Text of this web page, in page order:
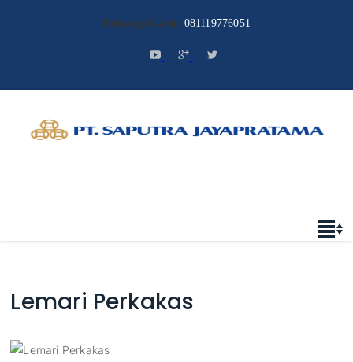
Hubungi Kami: 081119776051
Lemari Perkakas